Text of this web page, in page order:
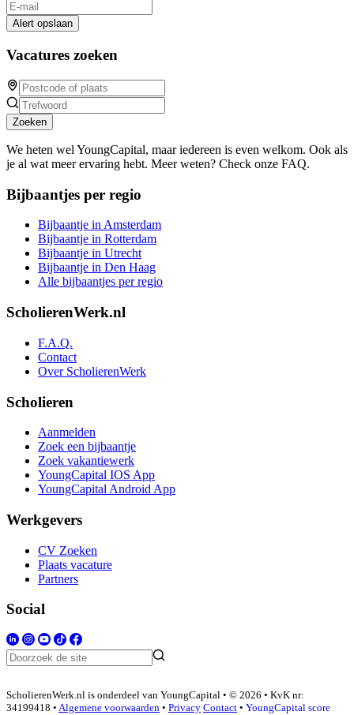
Alert opslaan
Vacatures zoeken
Zoeken
We heten wel YoungCapital, maar iedereen is even welkom. Ook als
je al wat meer ervaring hebt. Meer weten? Check onze FAQ.
Bijbaantjes per regio
Bijbaantje in Amsterdam
Bijbaantje in Rotterdam
Bijbaantje in Utrecht
Bijbaantje in Den Haag
Alle bijbaantjes per regio
ScholierenWerk.nl
F.A.Q.
Contact
Over ScholierenWerk
Scholieren
Aanmelden
Zoek een bijbaantje
Zoek vakantiewerk
YoungCapital IOS App
YoungCapital Android App
Werkgevers
CV Zoeken
Plaats vacature
Partners
Social
ScholierenWerk.nl is onderdeel van YoungCapital • © 2026 • KvK nr:
34199418 • Algemene voorwaarden • Privacy Contact • YoungCapital score